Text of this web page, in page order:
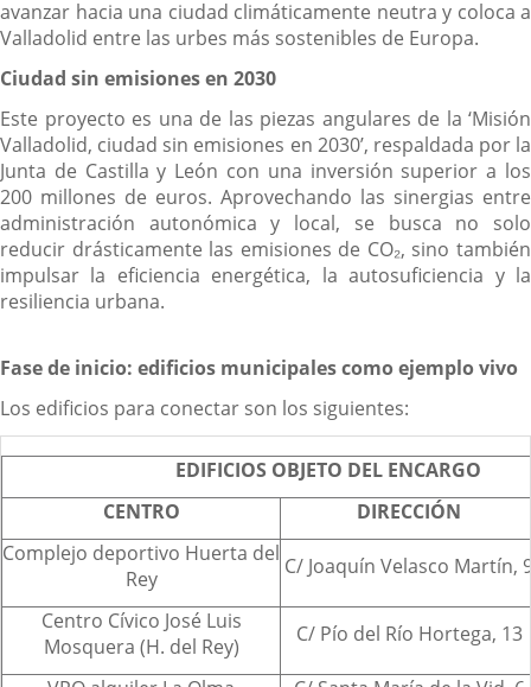
avanzar hacia una ciudad climáticamente neutra y coloca a
Valladolid entre las urbes más sostenibles de Europa.
Ciudad sin emisiones en 2030
Este proyecto es una de las piezas angulares de la ‘Misión
Valladolid, ciudad sin emisiones en 2030’, respaldada por la
Junta de Castilla y León con una inversión superior a los
200 millones de euros. Aprovechando las sinergias entre
administración autonómica y local, se busca no solo
reducir drásticamente las emisiones de CO₂, sino también
impulsar la eficiencia energética, la autosuficiencia y la
resiliencia urbana.
Fase de inicio: edificios municipales como ejemplo vivo
Los edificios para conectar son los siguientes:
EDIFICIOS OBJETO DEL ENCARGO
CENTRO
DIRECCIÓN
Complejo deportivo Huerta del
Rey
C/ Joaquín Velasco Martín,
Centro Cívico José Luis
Mosquera (H. del Rey)
C/ Pío del Río Hortega, 13